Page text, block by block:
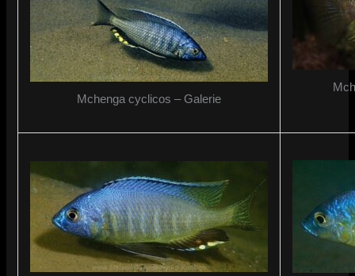
Mchenga cyclicos – Galerie